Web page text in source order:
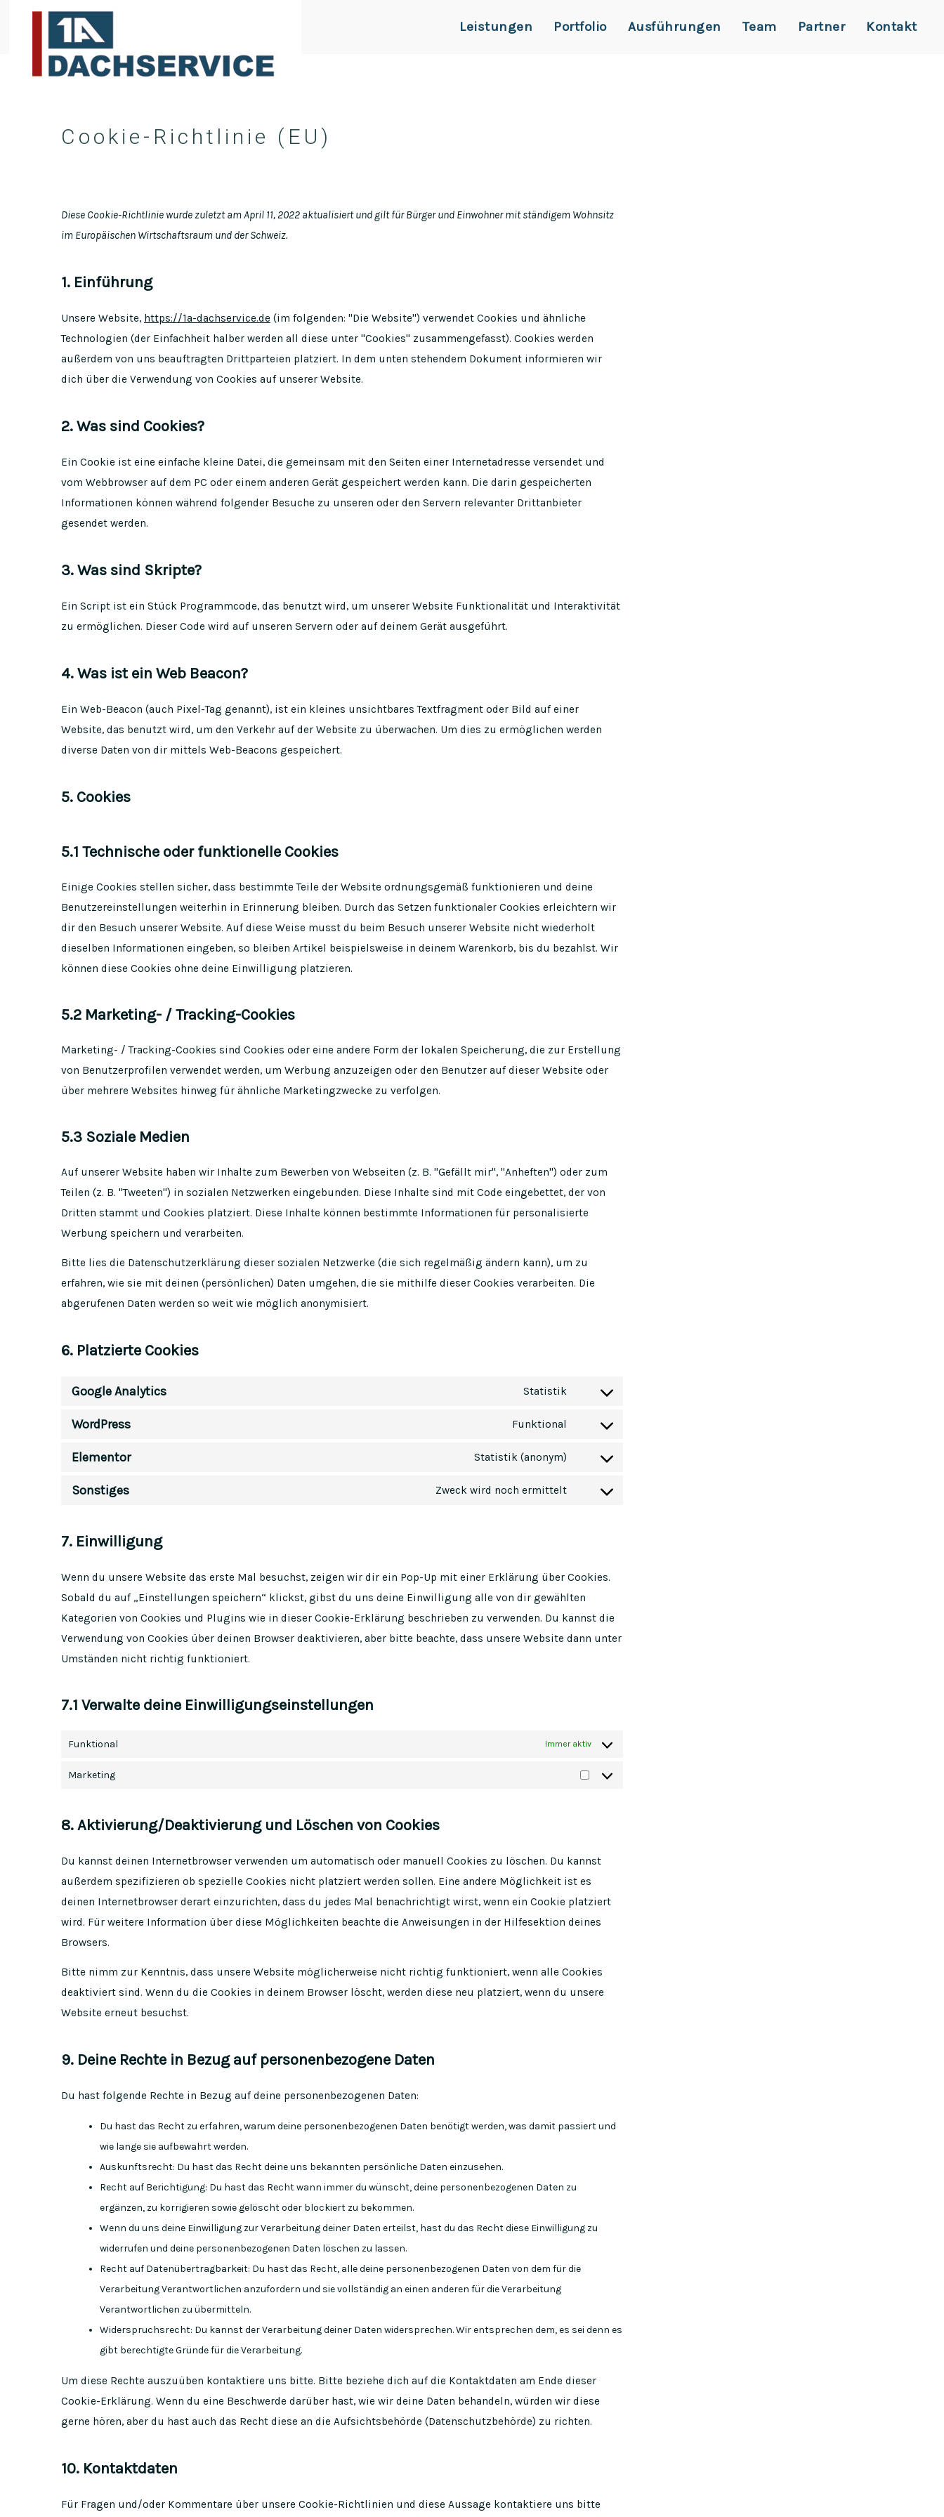
Leistungen Portfolio Ausführungen Team Partner Kontakt
Cookie-Richtlinie (EU)
Diese Cookie-Richtlinie wurde zuletzt am April 11, 2022 aktualisiert und gilt für Bürger und Einwohner mit ständigem Wohnsitz
im Europäischen Wirtschaftsraum und der Schweiz.
1. Einführung
Unsere Website, https://1a-dachservice.de (im folgenden: "Die Website") verwendet Cookies und ähnliche
Technologien (der Einfachheit halber werden all diese unter "Cookies" zusammengefasst). Cookies werden
außerdem von uns beauftragten Drittparteien platziert. In dem unten stehendem Dokument informieren wir
dich über die Verwendung von Cookies auf unserer Website.
2. Was sind Cookies?
Ein Cookie ist eine einfache kleine Datei, die gemeinsam mit den Seiten einer Internetadresse versendet und
vom Webbrowser auf dem PC oder einem anderen Gerät gespeichert werden kann. Die darin gespeicherten
Informationen können während folgender Besuche zu unseren oder den Servern relevanter Drittanbieter
gesendet werden.
3. Was sind Skripte?
Ein Script ist ein Stück Programmcode, das benutzt wird, um unserer Website Funktionalität und Interaktivität
zu ermöglichen. Dieser Code wird auf unseren Servern oder auf deinem Gerät ausgeführt.
4. Was ist ein Web Beacon?
Ein Web-Beacon (auch Pixel-Tag genannt), ist ein kleines unsichtbares Textfragment oder Bild auf einer
Website, das benutzt wird, um den Verkehr auf der Website zu überwachen. Um dies zu ermöglichen werden
diverse Daten von dir mittels Web-Beacons gespeichert.
5. Cookies
5.1 Technische oder funktionelle Cookies
Einige Cookies stellen sicher, dass bestimmte Teile der Website ordnungsgemäß funktionieren und deine
Benutzereinstellungen weiterhin in Erinnerung bleiben. Durch das Setzen funktionaler Cookies erleichtern wir
dir den Besuch unserer Website. Auf diese Weise musst du beim Besuch unserer Website nicht wiederholt
dieselben Informationen eingeben, so bleiben Artikel beispielsweise in deinem Warenkorb, bis du bezahlst. Wir
können diese Cookies ohne deine Einwilligung platzieren.
5.2 Marketing- / Tracking-Cookies
Marketing- / Tracking-Cookies sind Cookies oder eine andere Form der lokalen Speicherung, die zur Erstellung
von Benutzerprofilen verwendet werden, um Werbung anzuzeigen oder den Benutzer auf dieser Website oder
über mehrere Websites hinweg für ähnliche Marketingzwecke zu verfolgen.
5.3 Soziale Medien
Auf unserer Website haben wir Inhalte zum Bewerben von Webseiten (z. B. "Gefällt mir", "Anheften") oder zum
Teilen (z. B. "Tweeten") in sozialen Netzwerken eingebunden. Diese Inhalte sind mit Code eingebettet, der von
Dritten stammt und Cookies platziert. Diese Inhalte können bestimmte Informationen für personalisierte
Werbung speichern und verarbeiten.
Bitte lies die Datenschutzerklärung dieser sozialen Netzwerke (die sich regelmäßig ändern kann), um zu
erfahren, wie sie mit deinen (persönlichen) Daten umgehen, die sie mithilfe dieser Cookies verarbeiten. Die
abgerufenen Daten werden so weit wie möglich anonymisiert.
6. Platzierte Cookies
Google Analytics Statistik
Consent
google-
WordPress Funktional
Consent
wordpress
Elementor Statistik (anonym)
Consent
Sonstiges Zweck wird noch ermittelt
Consent
7. Einwilligung
Wenn du unsere Website das erste Mal besuchst, zeigen wir dir ein Pop-Up mit einer Erklärung über Cookies.
Sobald du auf „Einstellungen speichern“ klickst, gibst du uns deine Einwilligung alle von dir gewählten
Kategorien von Cookies und Plugins wie in dieser Cookie-Erklärung beschrieben zu verwenden. Du kannst die
Verwendung von Cookies über deinen Browser deaktivieren, aber bitte beachte, dass unsere Website dann unter
Umständen nicht richtig funktioniert.
7.1 Verwalte deine Einwilligungseinstellungen
Funktional Immer aktiv
Marketing
8. Aktivierung/Deaktivierung und Löschen von Cookies
Du kannst deinen Internetbrowser verwenden um automatisch oder manuell Cookies zu löschen. Du kannst
außerdem spezifizieren ob spezielle Cookies nicht platziert werden sollen. Eine andere Möglichkeit ist es
deinen Internetbrowser derart einzurichten, dass du jedes Mal benachrichtigt wirst, wenn ein Cookie platziert
wird. Für weitere Information über diese Möglichkeiten beachte die Anweisungen in der Hilfesektion deines
Browsers.
Bitte nimm zur Kenntnis, dass unsere Website möglicherweise nicht richtig funktioniert, wenn alle Cookies
deaktiviert sind. Wenn du die Cookies in deinem Browser löscht, werden diese neu platziert, wenn du unsere
Website erneut besuchst.
9. Deine Rechte in Bezug auf personenbezogene Daten
Du hast folgende Rechte in Bezug auf deine personenbezogenen Daten:
Du hast das Recht zu erfahren, warum deine personenbezogenen Daten benötigt werden, was damit passiert und
wie lange sie aufbewahrt werden.
Auskunftsrecht: Du hast das Recht deine uns bekannten persönliche Daten einzusehen.
Recht auf Berichtigung: Du hast das Recht wann immer du wünscht, deine personenbezogenen Daten zu
ergänzen, zu korrigieren sowie gelöscht oder blockiert zu bekommen.
Wenn du uns deine Einwilligung zur Verarbeitung deiner Daten erteilst, hast du das Recht diese Einwilligung zu
widerrufen und deine personenbezogenen Daten löschen zu lassen.
Recht auf Datenübertragbarkeit: Du hast das Recht, alle deine personenbezogenen Daten von dem für die
Verarbeitung Verantwortlichen anzufordern und sie vollständig an einen anderen für die Verarbeitung
Verantwortlichen zu übermitteln.
Widerspruchsrecht: Du kannst der Verarbeitung deiner Daten widersprechen. Wir entsprechen dem, es sei denn es
gibt berechtigte Gründe für die Verarbeitung.
Um diese Rechte auszuüben kontaktiere uns bitte. Bitte beziehe dich auf die Kontaktdaten am Ende dieser
Cookie-Erklärung. Wenn du eine Beschwerde darüber hast, wie wir deine Daten behandeln, würden wir diese
gerne hören, aber du hast auch das Recht diese an die Aufsichtsbehörde (Datenschutzbehörde) zu richten.
10. Kontaktdaten
Für Fragen und/oder Kommentare über unsere Cookie-Richtlinien und diese Aussage kontaktiere uns bitte